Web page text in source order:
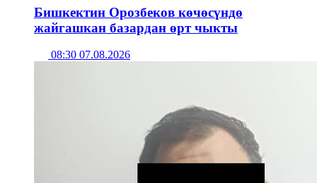
Бишкектин Орозбеков көчөсүндө
жайгашкан базардан өрт чыкты
08:30 07.08.2026